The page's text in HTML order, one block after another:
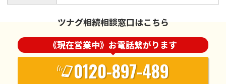
ツナグ相続相談窓口はこちら
《現在営業中》お電話繋がります
0120-897-489